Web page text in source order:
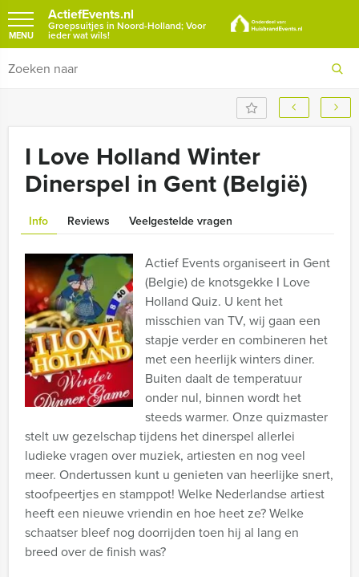
ActiefEvents.nl
Groepsuitjes in Noord-Holland; Voor
ieder wat wils!
MENU
I Love Holland Winter
Dinerspel in Gent (België)
Info Reviews Veelgestelde vragen
Actief Events organiseert in Gent
(Belgie) de knotsgekke I Love
Holland Quiz. U kent het
misschien van TV, wij gaan een
stapje verder en combineren het
met een heerlijk winters diner.
Buiten daalt de temperatuur
onder nul, binnen wordt het
steeds warmer. Onze quizmaster
stelt uw gezelschap tijdens het dinerspel allerlei
ludieke vragen over muziek, artiesten en nog veel
meer. Ondertussen kunt u genieten van heerlijke snert,
stoofpeertjes en stamppot! Welke Nederlandse artiest
heeft een nieuwe vriendin en hoe heet ze? Welke
schaatser bleef nog doorrijden toen hij al lang en
breed over de finish was?